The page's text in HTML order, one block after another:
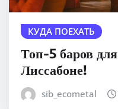
КУДА ПОЕХАТЬ
Топ-5 баров
Лиссабоне!
sib_ecometal